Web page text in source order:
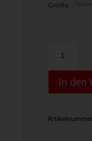
Größe
EL
4.5/EL
7.5
In den